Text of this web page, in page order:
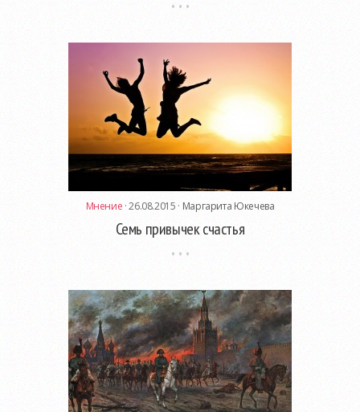
Мнение · 26.08.2015 · Маргарита Юкечева
Семь привычек счастья